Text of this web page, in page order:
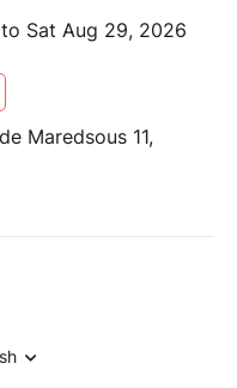
Sat Aug 29, 2026
Maredsous 11,